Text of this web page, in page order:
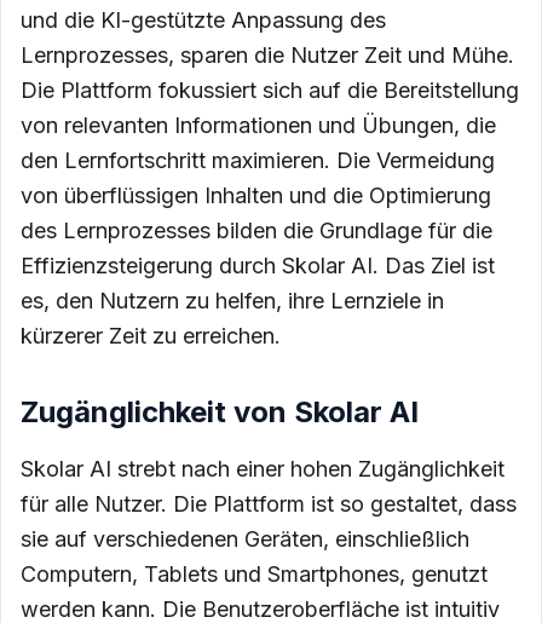
und die KI-gestützte Anpassung des
Lernprozesses, sparen die Nutzer Zeit und Mühe.
Die Plattform fokussiert sich auf die Bereitstellung
von relevanten Informationen und Übungen, die
den Lernfortschritt maximieren. Die Vermeidung
von überflüssigen Inhalten und die Optimierung
des Lernprozesses bilden die Grundlage für die
Effizienzsteigerung durch Skolar AI. Das Ziel ist
es, den Nutzern zu helfen, ihre Lernziele in
kürzerer Zeit zu erreichen.
Zugänglichkeit von Skolar AI
Skolar AI strebt nach einer hohen Zugänglichkeit
für alle Nutzer. Die Plattform ist so gestaltet, dass
sie auf verschiedenen Geräten, einschließlich
Computern, Tablets und Smartphones, genutzt
werden kann. Die Benutzeroberfläche ist intuitiv